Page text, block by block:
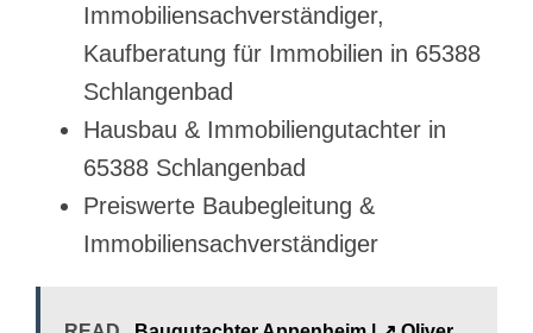
Immobiliensachverständiger,
Kaufberatung für Immobilien in 65388
Schlangenbad
Hausbau & Immobiliengutachter in
65388 Schlangenbad
Preiswerte Baubegleitung &
Immobiliensachverständiger